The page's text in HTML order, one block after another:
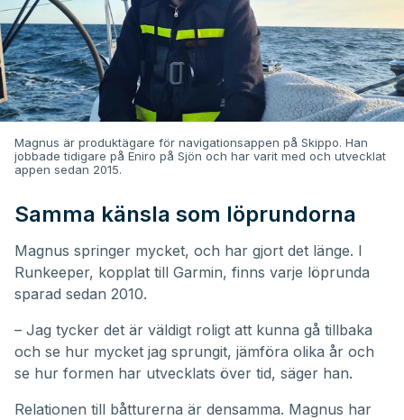
Magnus är produktägare för navigationsappen på Skippo. Han
jobbade tidigare på Eniro på Sjön och har varit med och utvecklat
appen sedan 2015.
Samma känsla som löprundorna
Magnus springer mycket, och har gjort det länge. I
Runkeeper, kopplat till Garmin, finns varje löprunda
sparad sedan 2010.
– Jag tycker det är väldigt roligt att kunna gå tillbaka
och se hur mycket jag sprungit, jämföra olika år och
se hur formen har utvecklats över tid, säger han.
Relationen till båtturerna är densamma. Magnus har